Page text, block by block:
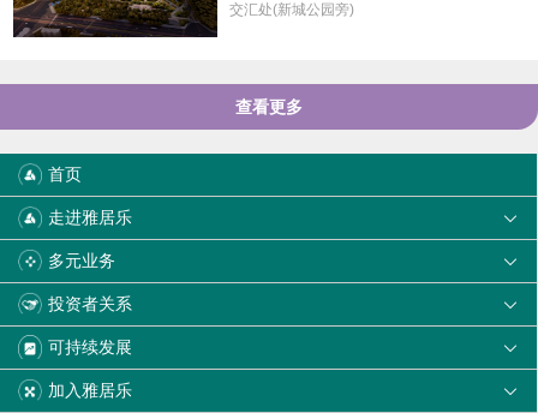
交汇处(新城公园旁)
查看更多
首页
走进雅居乐 
多元业务 
投资者关系 
可持续发展 
加入雅居乐 